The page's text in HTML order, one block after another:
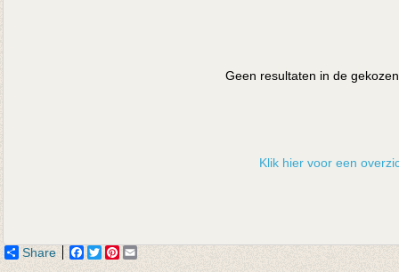
Geen resultaten in de
Klik hier voor een
Share Facebook
TwitterPinterest